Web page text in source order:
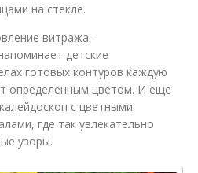
на стекле.
витража –
детские
готовых контуров каждую
определенным цветом. И еще
с цветными
где так увлекательно
узоры.